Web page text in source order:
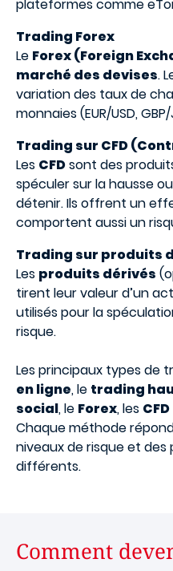
plateformes comme
Trading Forex
Le Forex (Foreign
marché des devises.
variation des taux de
monnaies (EUR/USD,
Trading sur CFD
Les CFDsont des
spéculer sur la hausse
détenir. Ils offrent un
comportent aussi un
Trading sur produits
Les produits dérivés
tirent leur valeur d’un
utilisés pour la
risque.
Les principaux types de
en ligne, le trading
social, le Forex, les CFD
Chaque méthode
niveaux de risque et des
différents.
Comment